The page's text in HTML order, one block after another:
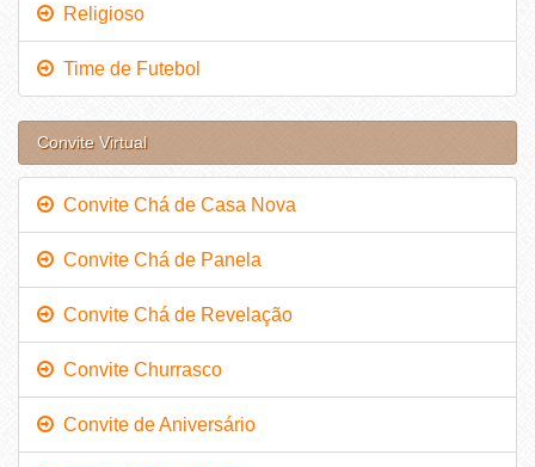
Religioso
Time de Futebol
Convite Virtual
Convite Chá de Casa Nova
Convite Chá de Panela
Convite Chá de Revelação
Convite Churrasco
Convite de Aniversário